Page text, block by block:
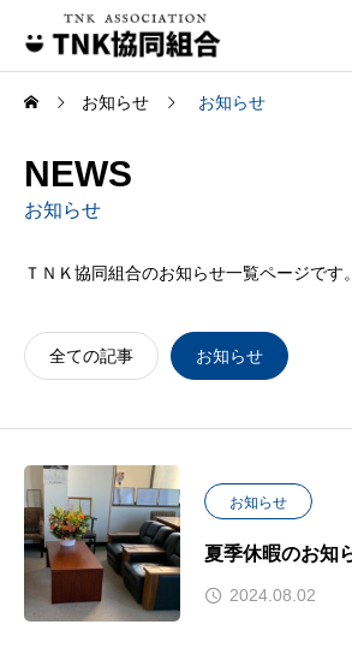
お知らせ お知らせ
NEWS
お知らせ
ＴＮＫ協同組合のお知らせ一覧ページです。
全ての記事 お知らせ
お知らせ
夏季休暇のお知
2024.08.02